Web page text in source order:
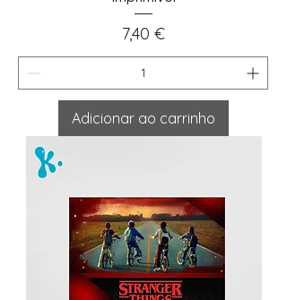
Preço
7,40 €
Adicionar ao carrinho